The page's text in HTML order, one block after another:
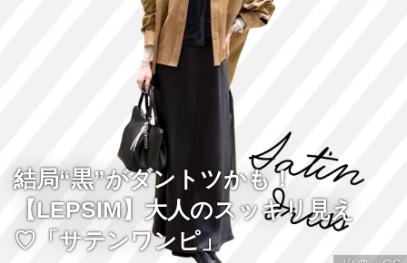
結局“黒”がダントツかも！
【LEPSIM】大人のスッキリ見え
♡「サテンワンピ」